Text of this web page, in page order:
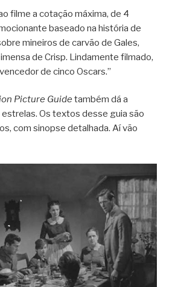
filme a cotação máxima, de 4
baseado na história de
mineiros de carvão de Gales,
de Crisp. Lindamente filmado,
de cinco Oscars.”
Picture Guide também dá a
Os textos desse guia são
com sinopse detalhada. Aí vão